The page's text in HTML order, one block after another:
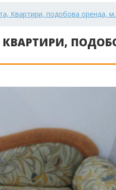
Квартири, подобова оренда, м.
КВАРТИРИ,